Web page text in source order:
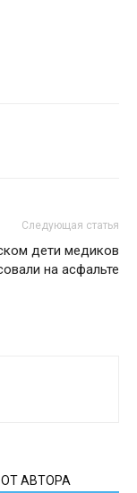
Следующая статья
дети медиков
на асфальте
АВТОРА